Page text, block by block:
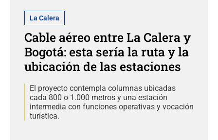
La Calera
Cable aéreo entre La Calera y
Bogotá: esta sería la ruta y la
ubicación de las estaciones
El proyecto contempla columnas ubicadas
cada 800 o 1.000 metros y una estación
intermedia con funciones operativas y vocación
turística.